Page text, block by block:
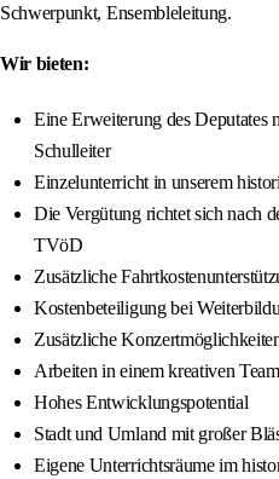
Schwerpunkt, Ensembleleitung.
Wir bieten:
Eine Erweiterung des Deputates
Schulleiter
Einzelunterricht in unserem
Die Vergütung richtet sich nach
TVöD
Zusätzliche
Kostenbeteiligung bei
Zusätzliche
Arbeiten in einem kreativen Team
Hohes Entwicklungspotential
Stadt und Umland mit großer
Eigene Unterrichtsräume im